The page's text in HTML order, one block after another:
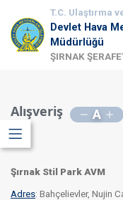
T.C. Ulaştırma
Devlet Hava
Müdürlüğü
ŞIRNAK
Alışveriş A
Şırnak Stil Park AVM
Adres: Bahçelievler, Nujin